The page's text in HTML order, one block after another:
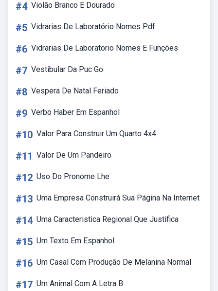
#4 Violão Branco E Dourado
#5 Vidrarias De Laboratório Nomes Pdf
#6 Vidrarias De Laboratorio Nomes E Funções
#7 Vestibular Da Puc Go
#8 Vespera De Natal Feriado
#9 Verbo Haber Em Espanhol
#10 Valor Para Construir Um Quarto 4x4
#11 Valor De Um Pandeiro
#12 Uso Do Pronome Lhe
#13 Uma Empresa Construirá Sua Página Na Internet
#14 Uma Caracteristica Regional Que Justifica
#15 Um Texto Em Espanhol
#16 Um Casal Com Produção De Melanina Normal
#17 Um Animal Com A Letra B